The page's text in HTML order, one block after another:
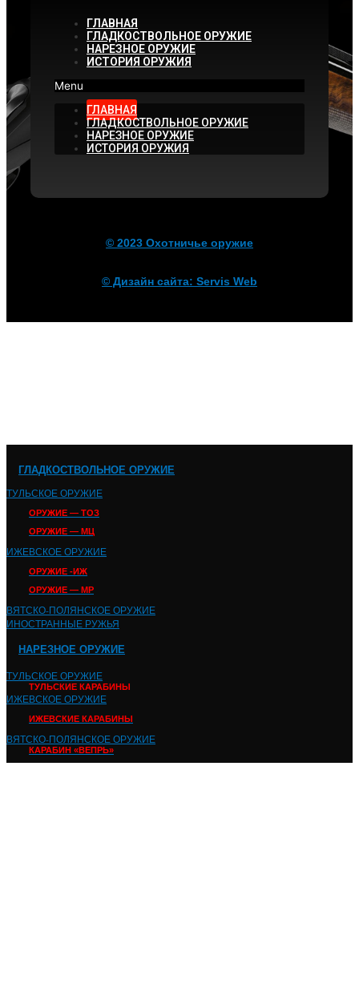
ГЛАВНАЯ
ГЛАДКОСТВОЛЬНОЕ ОРУЖИЕ
НАРЕЗНОЕ ОРУЖИЕ
ИСТОРИЯ ОРУЖИЯ
Menu
ГЛАВНАЯ
ГЛАДКОСТВОЛЬНОЕ ОРУЖИЕ
НАРЕЗНОЕ ОРУЖИЕ
ИСТОРИЯ ОРУЖИЯ
© 2023 Охотничье оружие
© Дизайн сайта: Servis Web
ГЛАДКОСТВОЛЬНОЕ ОРУЖИЕ
ТУЛЬСКОЕ ОРУЖИЕ
ОРУЖИЕ — ТОЗ
ОРУЖИЕ — МЦ
ИЖЕВСКОЕ ОРУЖИЕ
ОРУЖИЕ -ИЖ
ОРУЖИЕ — МР
ВЯТСКО-ПОЛЯНСКОЕ ОРУЖИЕ
ИНОСТРАННЫЕ РУЖЬЯ
НАРЕЗНОЕ ОРУЖИЕ
ТУЛЬСКОЕ ОРУЖИЕ
ТУЛЬСКИЕ КАРАБИНЫ
ИЖЕВСКОЕ ОРУЖИЕ
ИЖЕВСКИЕ КАРАБИНЫ
ВЯТСКО-ПОЛЯНСКОЕ ОРУЖИЕ
КАРАБИН «ВЕПРЬ»